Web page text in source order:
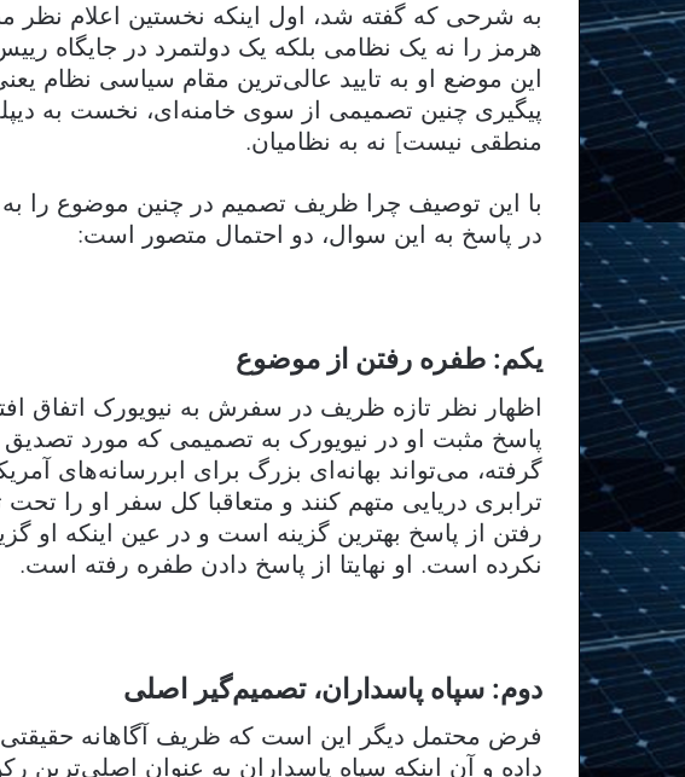
به شرحی که گفته شد، اول اینکه نخستین اعلام نظر
هرمز را نه یک نظامی بلکه یک دولتمرد در جایگاه
این موضع او به تایید عالی‌ترین مقام سیاسی نظام
پیگیری چنین تصمیمی از سوی خامنه‌ای، نخست به
منطقی نیست] نه به نظامیان.
با این توصیف چرا ظریف تصمیم در چنین موضوع را
در پاسخ به این سوال، دو احتمال متصور است:
یکم: طفره رفتن از موضوع
اظهار نظر تازه ظریف در سفرش به نیویورک اتفاق
پاسخ مثبت او در نیویورک به تصمیمی که مورد
گرفته، می‌تواند بهانه‌ای بزرگ برای ابررسانه‌های
ترابری دریایی متهم کنند و متعاقبا کل سفر او را تحت
رفتن از پاسخ بهترین گزینه است و در عین اینکه او
نکرده است. او نهایتا از پاسخ دادن طفره رفته است.
دوم: سپاه پاسداران، تصمیم‌گیر اصلی
فرض محتمل دیگر این است که ظریف آگاهانه حقیقتی
داده و آن اینکه سپاه پاسداران به عنوان اصلی‌ترین